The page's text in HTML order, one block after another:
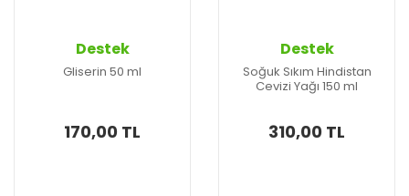
Destek
Gliserin 50 ml
170,00 TL
Destek
Soğuk Sıkım Hindistan
Cevizi Yağı 150 ml
310,00 TL